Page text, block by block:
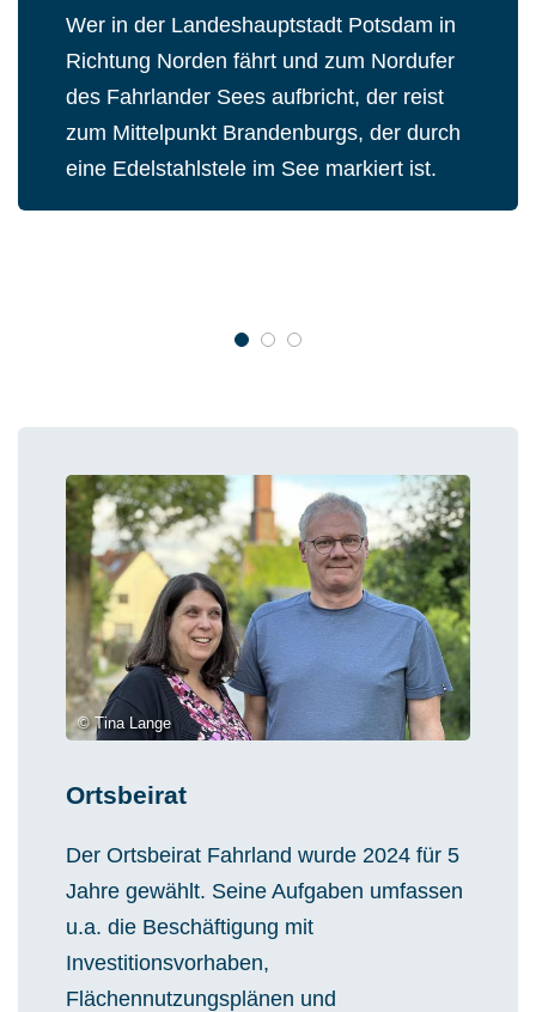
Wer in der Landeshauptstadt Potsdam in
Richtung Norden fährt und zum Nordufer
des Fahrlander Sees aufbricht, der reist
zum Mittelpunkt Brandenburgs, der durch
eine Edelstahlstele im See markiert ist.
1709 weitgehend neu errichtet. Der 1740
aufgestockte Turm erhielt 1774 das bis
heute charakteristische ziegelgedeckte
Dach. Das schlichte Innere ist geprägt von
einem großen Altarraum mit einer
Form. Er ist ein kalkreicher Flachlandsee
und gehört zu einer Rinne von mindestens
vier Seen. Sie bildeten einen eiszeitlichen
Schmelzwasserabfluss in Richtung
Nauen.
1 2
© Tina Lange
Ortsbeirat
Der Ortsbeirat Fahrland wurde 2024 für 5
Jahre gewählt. Seine Aufgaben umfassen
u.a. die Beschäftigung mit
Investitionsvorhaben,
Flächennutzungsplänen und